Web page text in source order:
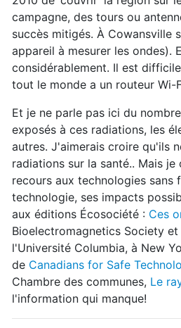
campagne, des tours ou
succès mitigés. À Cowansville
appareil à mesurer les ondes).
considérablement. Il est
tout le monde a un routeur
Et je ne parle pas ici du
exposés à ces radiations, les
autres. J'aimerais croire qu'ils
radiations sur la santé.. Mais
recours aux technologies
technologie, ses impacts
aux éditions Écosociété : Ces
Bioelectromagnetics Society
l'Université Columbia, à New
de Canadians for Safe
Chambre des communes, Le
l'information qui manque!